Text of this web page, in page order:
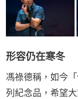
形容仍在寒冬
馮祿德稱，如今
列紀念品，希望